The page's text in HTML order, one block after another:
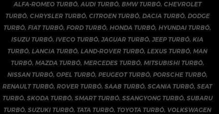
ALFA-ROMEO TURBÓ,AUDI TURBÓ, BMW TURBÓ, CHEVROLET
TURBÓ, CHRYSLER TURBÓ, CITROEN TURBÓ, DACIA TURBÓ, DODGE
TURBÓ,FIAT TURBÓ,FORD TURBÓ, HONDA TURBÓ, HYUNDAI TURBÓ,
ISUZU TURBÓ,IVECO TURBÓ,JAGUAR TURBÓ,JEEP TURBÓ,KIA
TURBÓ,LANCIA TURBÓ,LAND-ROVER TURBÓ,LEXUS TURBÓ,MAN
TURBÓ, MAZDA TURBÓ, MERCEDES TURBÓ, MITSUBISHI TURBÓ,
NISSAN TURBÓ, OPEL TURBÓ, PEUGEOT TURBÓ, PORSCHE TURBÓ,
RENAULT TURBÓ,ROVER TURBÓ,SAAB TURBÓ,SCANIA TURBÓ,SEAT
TURBÓ, SKODA TURBÓ, SMART TURBÓ, SSANGYONG TURBÓ, SUBARU
TURBÓ,SUZUKI TURBÓ, TATA TURBÓ, TOYOTA TURBÓ, VOLKSWAGEN